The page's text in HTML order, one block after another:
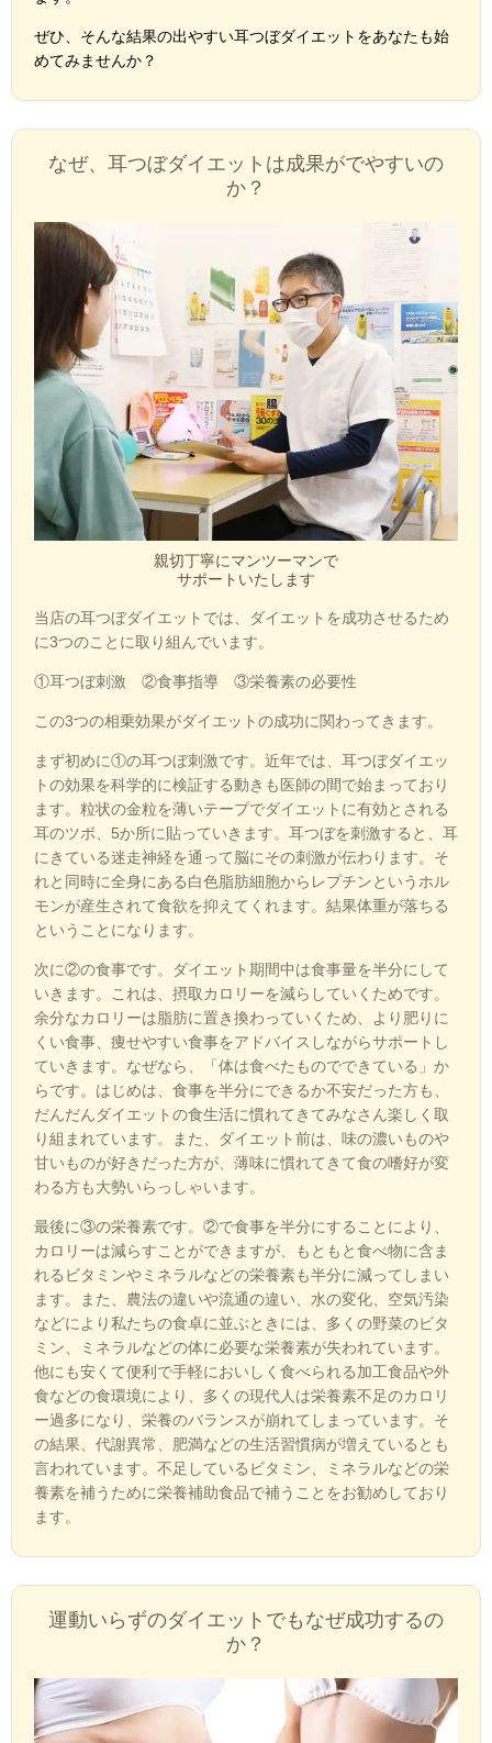
ぜひ、そんな結果の出やすい耳つぼダイエットをあなたも始
めてみませんか？
なぜ、耳つぼダイエットは成果がでやすいの
か？
親切丁寧にマンツーマンで
サポートいたします
当店の耳つぼダイエットでは、ダイエットを成功させるため
に3つのことに取り組んでいます。
①耳つぼ刺激 ②食事指導 ③栄養素の必要性
この3つの相乗効果がダイエットの成功に関わってきます。
まず初めに①の耳つぼ刺激です。近年では、耳つぼダイエッ
トの効果を科学的に検証する動きも医師の間で始まっており
ます。粒状の金粒を薄いテープでダイエットに有効とされる
耳のツボ、5か所に貼っていきます。耳つぼを刺激すると、耳
にきている迷走神経を通って脳にその刺激が伝わります。そ
れと同時に全身にある白色脂肪細胞からレプチンというホル
モンが産生されて食欲を抑えてくれます。結果体重が落ちる
ということになります。
次に②の食事です。ダイエット期間中は食事量を半分にして
いきます。これは、摂取カロリーを減らしていくためです。
余分なカロリーは脂肪に置き換わっていくため、より肥りに
くい食事、痩せやすい食事をアドバイスしながらサポートし
ていきます。なぜなら、「体は食べたものでできている」か
らです。はじめは、食事を半分にできるか不安だった方も、
だんだんダイエットの食生活に慣れてきてみなさん楽しく取
り組まれています。また、ダイエット前は、味の濃いものや
甘いものが好きだった方が、薄味に慣れてきて食の嗜好が変
わる方も大勢いらっしゃいます。
最後に③の栄養素です。②で食事を半分にすることにより、
カロリーは減らすことができますが、もともと食べ物に含ま
れるビタミンやミネラルなどの栄養素も半分に減ってしまい
ます。また、農法の違いや流通の違い、水の変化、空気汚染
などにより私たちの食卓に並ぶときには、多くの野菜のビタ
ミン、ミネラルなどの体に必要な栄養素が失われています。
他にも安くて便利で手軽においしく食べられる加工食品や外
食などの食環境により、多くの現代人は栄養素不足のカロリ
ー過多になり、栄養のバランスが崩れてしまっています。そ
の結果、代謝異常、肥満などの生活習慣病が増えているとも
言われています。不足しているビタミン、ミネラルなどの栄
養素を補うために栄養補助食品で補うことをお勧めしており
ます。
運動いらずのダイエットでもなぜ成功するの
か？